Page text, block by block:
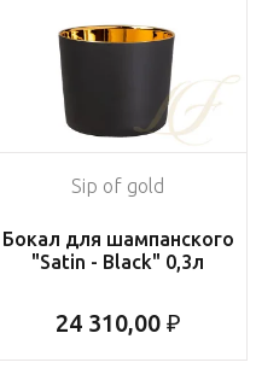
Sip of gold
Бокал для шампанского
"Satin - Black" 0,3л
24 310,00 ₽